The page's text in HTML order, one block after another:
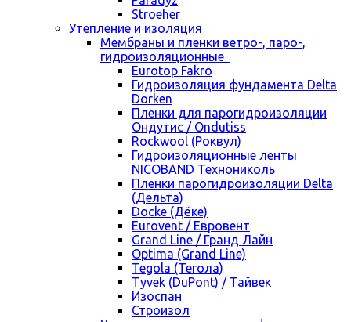
Stroeher
Утепление и изоляция
Мембраны и пленки ветро-, паро-,
гидроизоляционные
Eurotop Fakro
Гидроизоляция фундамента Delta
Dorken
Пленки для парогидроизоляции
Ондутис / Ondutiss
Rockwool (Роквул)
Гидроизоляционные ленты
NICOBAND Технониколь
Пленки парогидроизоляции Delta
(Дельта)
Docke (Дёке)
Eurovent / Евровент
Grand Line / Гранд Лайн
Optima (Grand Line)
Tegola (Тегола)
Tyvek (DuPont) / Тайвек
Изоспан
Строизол